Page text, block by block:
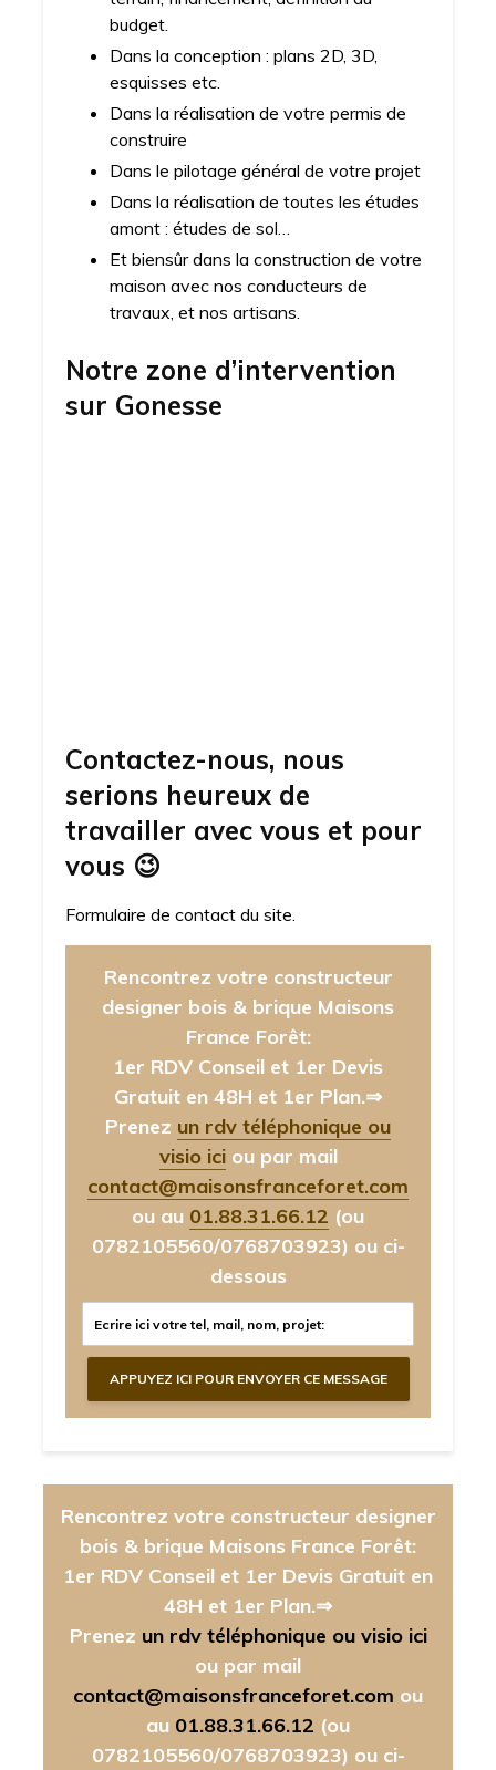
budget.
Dans la conception : plans 2D, 3D,
esquisses etc.
Dans la réalisation de votre permis de
construire
Dans le pilotage général de votre projet
Dans la réalisation de toutes les études
amont : études de sol…
Et biensûr dans la construction de votre
maison avec nos conducteurs de
travaux, et nos artisans.
Notre zone d’intervention
sur Gonesse
Contactez-nous, nous
serions heureux de
travailler avec vous et pour
vous 😉
Formulaire de contact du site.
Rencontrez votre constructeur
designer bois & brique Maisons
France Forêt:
1er RDV Conseil et 1er Devis
Gratuit en 48H et 1er Plan.⇒
Prenez un rdv téléphonique ou
visio iciou par mail
contact@maisonsfranceforet.com
ou au 01.88.31.66.12 (ou
0782105560/0768703923) ou ci-
dessous
Rencontrez votre constructeur designer
bois & brique Maisons France Forêt:
1er RDV Conseil et 1er Devis Gratuit en
48H et 1er Plan.⇒
Prenez un rdv téléphonique ou visio ici
ou par mail
contact@maisonsfranceforet.com ou
au 01.88.31.66.12 (ou
0782105560/0768703923) ou ci-